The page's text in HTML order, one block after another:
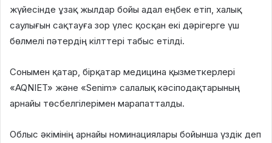
жүйесінде ұзақ жылдар бойы адал еңбек етіп, халық
саулығын сақтауға зор үлес қосқан екі дәрігерге үш
бөлмелі пәтердің кілттері табыс етілді.
Сонымен қатар, бірқатар медицина қызметкерлері
«AQNIET» және «Senim» салалық кәсіподақтарының
арнайы төсбелгілерімен марапатталды.
Облыс әкімінің арнайы номинациялары бойынша үздік деп